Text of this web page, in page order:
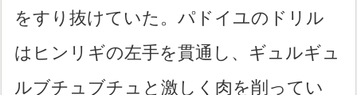
をすり抜けていた。パドイユのドリル
はヒンリギの左手を貫通し、ギュルギュ
ルブチュブチュと激しく肉を削ってい